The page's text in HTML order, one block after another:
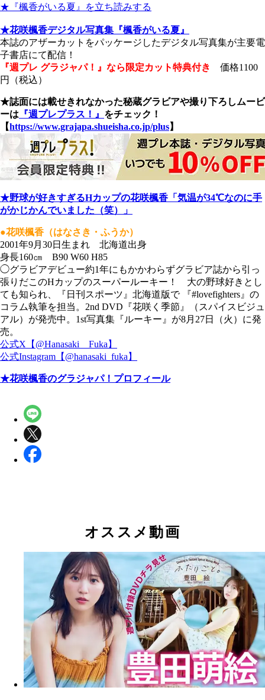
★『楓香がいる夏』を立ち読みする
★花咲楓香デジタル写真集『楓香がいる夏』
本誌のアザーカットをパッケージしたデジタル写真集が主要電
子書店にて配信！
『週プレ グラジャパ！』なら限定カット特典付き
価格1100
円（税込）
★誌面には載せきれなかった秘蔵グラビアや撮り下ろしムービ
ーは 『週プレプラス！』 をチェック！
【https://www.grajapa.shueisha.co.jp/plus】
★野球が好きすぎるHカップの花咲楓香「気温が34℃なのに手
がかじかんでいました（笑）」
●花咲楓香（はなさき・ふうか）
2001年9月30日生まれ 北海道出身
身長160㎝ B90 W60 H85
◯グラビアデビュー約1年にもかかわらずグラビア誌から引っ
張りだこのHカップのスーパールーキー！ 大の野球好きとし
ても知られ、『日刊スポーツ』北海道版で 『#lovefighters』の
コラム執筆を担当。2nd DVD『花咲く季節』（スパイスビジュ
アル）が発売中。1st写真集『ルーキー』が8月27日（火）に発
売。
公式X【@Hanasaki__Fuka】
公式Instagram【@hanasaki_fuka】
★花咲楓香のグラジャパ！プロフィール
オススメ動画